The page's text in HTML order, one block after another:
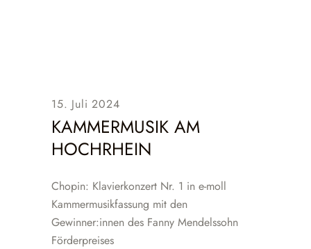
15. Juli 2024
KAMMERMUSIK AM
HOCHRHEIN
Chopin: Klavierkonzert Nr. 1 in e-moll
Kammermusikfassung mit den
Gewinner:innen des Fanny Mendelssohn
Förderpreises